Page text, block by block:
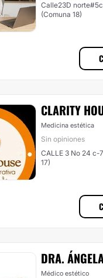
Calle23D
(Comuna 18)
CLARITY
Medicina estética
Sin opiniones
CALLE 3 No 24 c-
17)
DRA.
Médico estético